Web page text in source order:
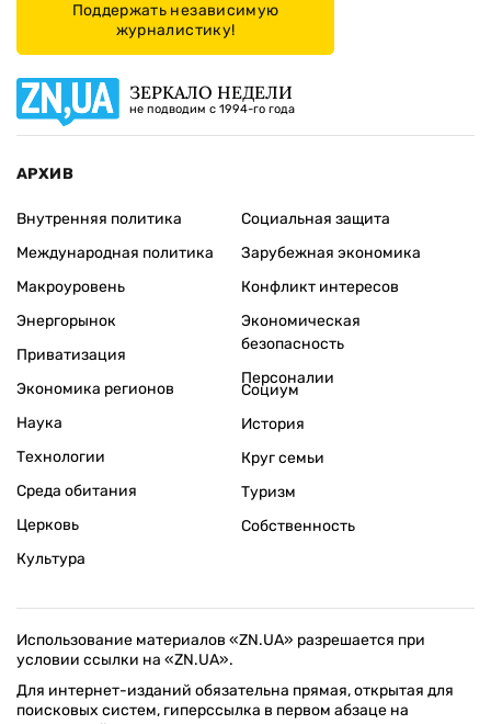
Поддержать независимую
журналистику!
ЗЕРКАЛО НЕДЕЛИ
не подводим с 1994-го года
АРХИВ
Внутренняя политика
Международная политика
Макроуровень
Энергорынок
Приватизация
Экономика регионов
Социальная защита
Зарубежная экономика
Конфликт интересов
Экономическая
безопасность
Персоналии
Наука
Технологии
Среда обитания
Церковь
Культура
Социум
История
Круг семьи
Туризм
Собственность
Использование материалов «ZN.UA» разрешается при
условии ссылки на «ZN.UA».
Для интернет-изданий обязательна прямая, открытая для
поисковых систем, гиперссылка в первом абзаце на